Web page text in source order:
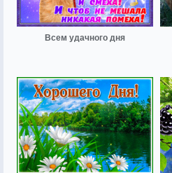
Всем удачного дня